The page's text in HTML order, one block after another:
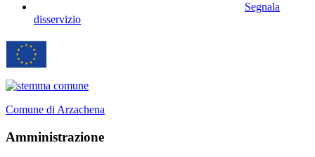
Segnala
disservizio
Comune di Arzachena
Amministrazione